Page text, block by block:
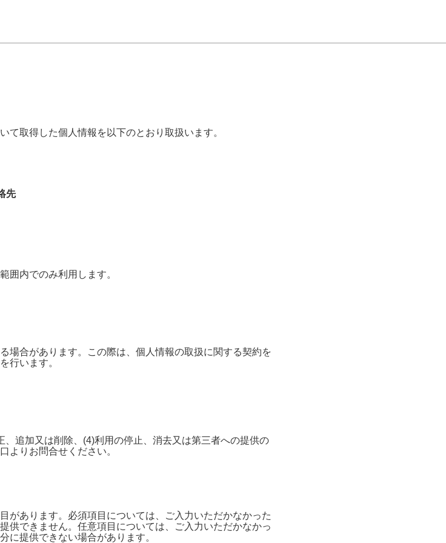
て取得した個人情報を以下のとおり取扱います。
先
囲内でのみ利用します。
場合があります。この際は、個人情報の取扱に関する契約を
行います。
追加又は削除、(4)利用の停止、消去又は第三者への提供の
よりお問合せください。
があります。必須項目については、ご入力いただかなかった
供できません。任意項目については、ご入力いただかなかっ
に提供できない場合があります。